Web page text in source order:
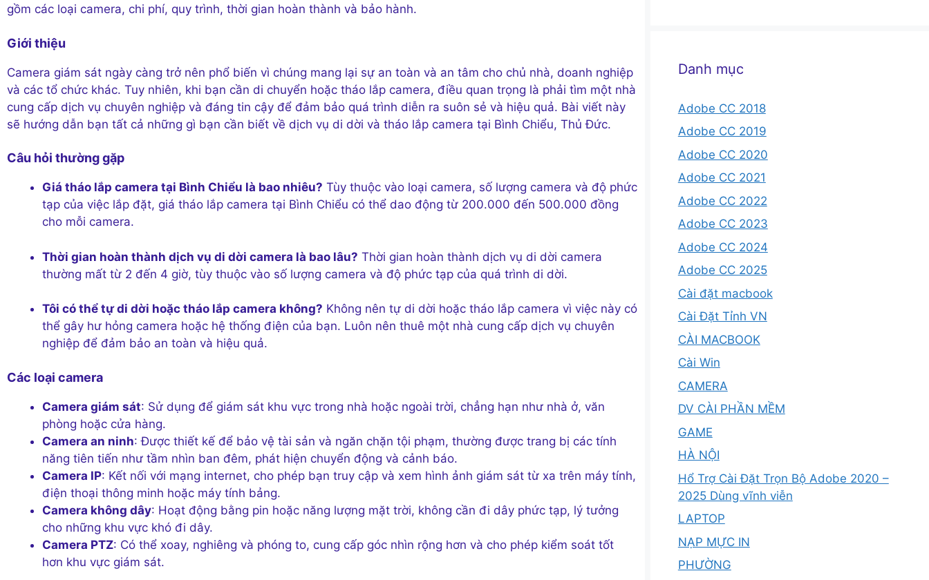
gồm các loại camera, chi phí, quy trình, thời gian hoàn thành và bảo hành.
Giới thiệu
Camera giám sát ngày càng trở nên phổ biến vì chúng mang lại sự an toàn và an tâm cho chủ nhà, doanh nghiệp
và các tổ chức khác. Tuy nhiên, khi bạn cần di chuyển hoặc tháo lắp camera, điều quan trọng là phải tìm một nhà
cung cấp dịch vụ chuyên nghiệp và đáng tin cậy để đảm bảo quá trình diễn ra suôn sẻ và hiệu quả. Bài viết này
sẽ hướng dẫn bạn tất cả những gì bạn cần biết về dịch vụ di dời và tháo lắp camera tại Bình Chiểu, Thủ Đức.
Câu hỏi thường gặp
Giá tháo lắp camera tại Bình Chiểu là bao nhiêu? Tùy thuộc vào loại camera, số lượng camera và độ phức
tạp của việc lắp đặt, giá tháo lắp camera tại Bình Chiểu có thể dao động từ 200.000 đến 500.000 đồng
cho mỗi camera.
Thời gian hoàn thành dịch vụ di dời camera là bao lâu? Thời gian hoàn thành dịch vụ di dời camera
thường mất từ 2 đến 4 giờ, tùy thuộc vào số lượng camera và độ phức tạp của quá trình di dời.
Tôi có thể tự di dời hoặc tháo lắp camera không? Không nên tự di dời hoặc tháo lắp camera vì việc này có
thể gây hư hỏng camera hoặc hệ thống điện của bạn. Luôn nên thuê một nhà cung cấp dịch vụ chuyên
nghiệp để đảm bảo an toàn và hiệu quả.
Các loại camera
Camera giám sát: Sử dụng để giám sát khu vực trong nhà hoặc ngoài trời, chẳng hạn như nhà ở, văn
phòng hoặc cửa hàng.
Camera an ninh: Được thiết kế để bảo vệ tài sản và ngăn chặn tội phạm, thường được trang bị các tính
năng tiên tiến như tầm nhìn ban đêm, phát hiện chuyển động và cảnh báo.
Camera IP: Kết nối với mạng internet, cho phép bạn truy cập và xem hình ảnh giám sát từ xa trên máy tính,
điện thoại thông minh hoặc máy tính bảng.
Camera không dây: Hoạt động bằng pin hoặc năng lượng mặt trời, không cần đi dây phức tạp, lý tưởng
cho những khu vực khó đi dây.
Camera PTZ: Có thể xoay, nghiêng và phóng to, cung cấp góc nhìn rộng hơn và cho phép kiểm soát tốt
hơn khu vực giám sát.
Danh mục
Adobe CC 2018
Adobe CC 2019
Adobe CC 2020
Adobe CC 2021
Adobe CC 2022
Adobe CC 2023
Adobe CC 2024
Adobe CC 2025
Cài đặt macbook
Cài Đặt Tỉnh VN
CÀI MACBOOK
Cài Win
CAMERA
DV CÀI PHẦN MỀM
GAME
HÀ NỘI
Hổ Trợ Cài Đặt Trọn Bộ Adobe 2020 –
2025 Dùng vĩnh viễn
LAPTOP
NẠP MỰC IN
PHƯỜNG